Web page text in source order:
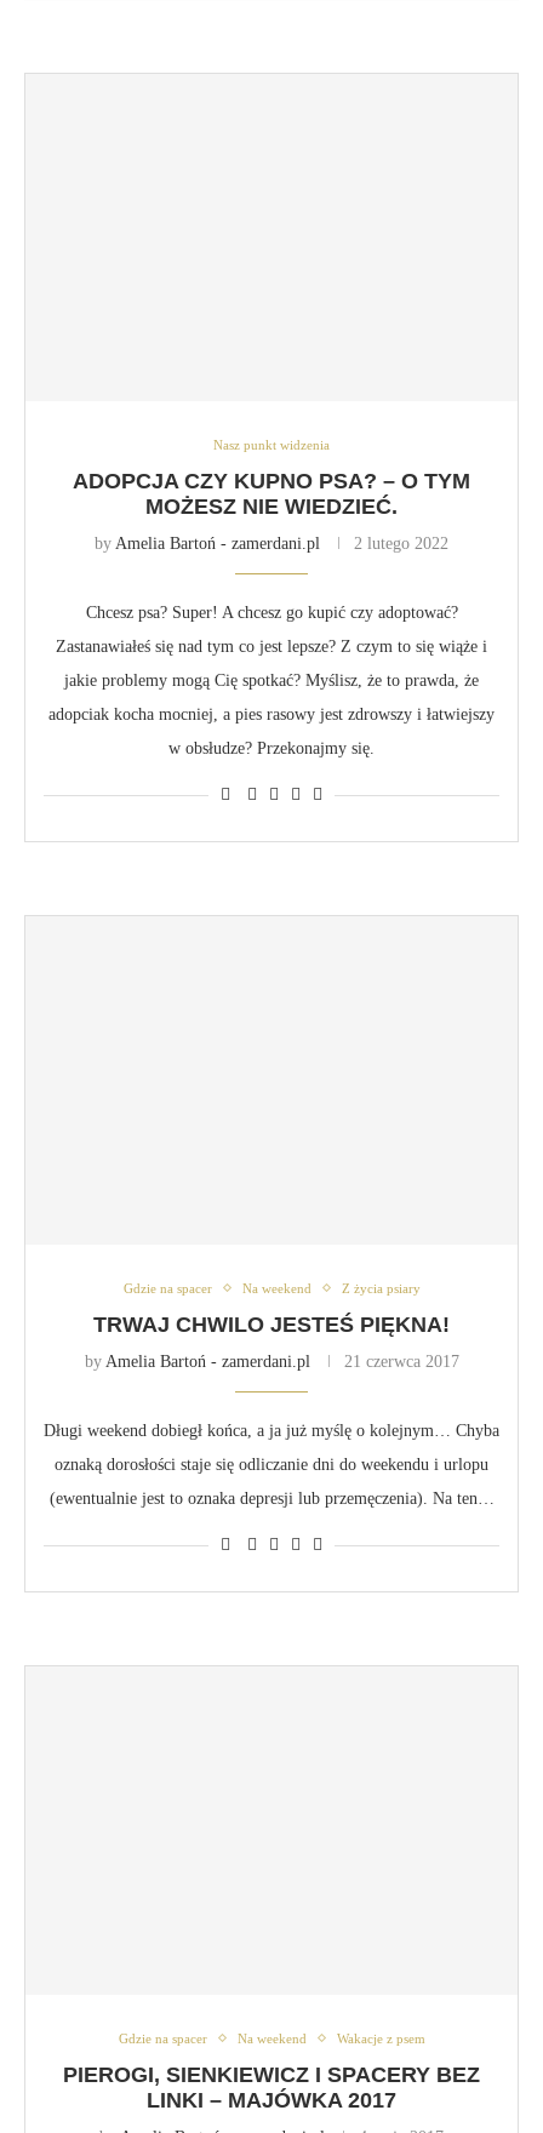
Nasz punkt widzenia
ADOPCJA CZY KUPNO PSA? – O TYM
MOŻESZ NIE WIEDZIEĆ.
by Amelia Bartoń - zamerdani.pl 2 lutego 2022
Chcesz psa? Super! A chcesz go kupić czy adoptować?
Zastanawiałeś się nad tym co jest lepsze? Z czym to się wiąże i
jakie problemy mogą Cię spotkać? Myślisz, że to prawda, że
adopciak kocha mocniej, a pies rasowy jest zdrowszy i łatwiejszy
w obsłudze? Przekonajmy się.
Gdzie na spacer Na weekend Z życia psiary
TRWAJ CHWILO JESTEŚ PIĘKNA!
by Amelia Bartoń - zamerdani.pl 21 czerwca 2017
Długi weekend dobiegł końca, a ja już myślę o kolejnym… Chyba
oznaką dorosłości staje się odliczanie dni do weekendu i urlopu
(ewentualnie jest to oznaka depresji lub przemęczenia). Na ten…
Gdzie na spacer Na weekend Wakacje z psem
PIEROGI, SIENKIEWICZ I SPACERY BEZ
LINKI – MAJÓWKA 2017